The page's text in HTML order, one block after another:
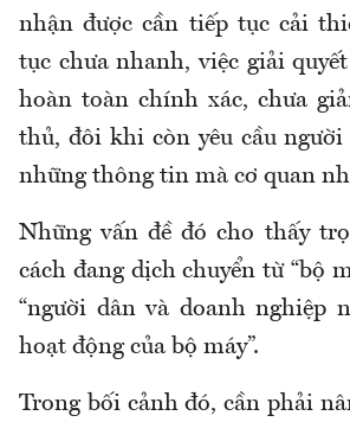
nhận được cần tiếp tục cải
tục chưa nhanh, việc giải
hoàn toàn chính xác, chưa
thủ, đôi khi còn yêu cầu
những thông tin mà cơ quan
Những vấn đề đó cho thấy
cách đang dịch chuyển từ “bộ
“người dân và doanh nghiệp
hoạt động của bộ máy”.
Trong bối cảnh đó, cần phải